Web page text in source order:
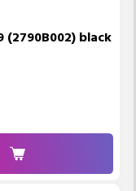
môžete sa na
Sme tu, aby
(2790B002) black